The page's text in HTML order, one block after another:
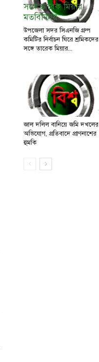
উপজেলা সদর সিএনজি গ্রুপ
কমিটির নির্বাচন ঘিরে শ্রমিকদের
সঙ্গে তারেক মিয়ার...
জাল দলিল বানিয়ে জমি দখলের
অভিযোগ, প্রতিবাদে প্রাণনাশের
হুমকি